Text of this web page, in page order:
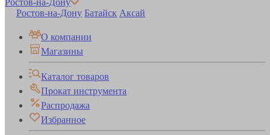
Ростов-на-Дону Батайск Аксай
О компании
Магазины
Каталог товаров
Прокат инструмента
Распродажа
Избранное